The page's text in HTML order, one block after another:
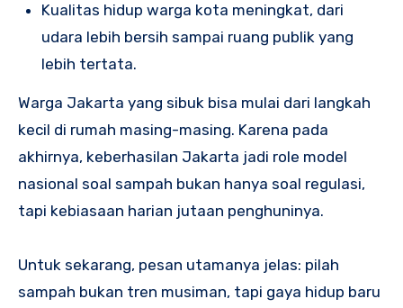
Kualitas hidup warga kota meningkat, dari
udara lebih bersih sampai ruang publik yang
lebih tertata.
Warga Jakarta yang sibuk bisa mulai dari langkah
kecil di rumah masing-masing. Karena pada
akhirnya, keberhasilan Jakarta jadi role model
nasional soal sampah bukan hanya soal regulasi,
tapi kebiasaan harian jutaan penghuninya.
Untuk sekarang, pesan utamanya jelas: pilah
sampah bukan tren musiman, tapi gaya hidup baru